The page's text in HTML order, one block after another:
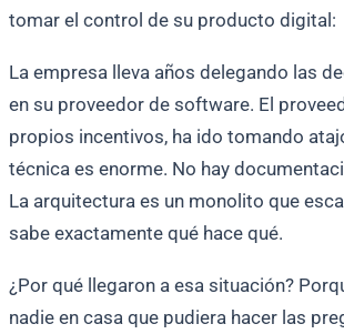
tomar el control de su producto digital:
La empresa lleva años delegando las
en su proveedor de software. El
propios incentivos, ha ido tomando
técnica es enorme. No hay
La arquitectura es un monolito que
sabe exactamente qué hace qué.
¿Por qué llegaron a esa situación?
nadie en casa que pudiera hacer las